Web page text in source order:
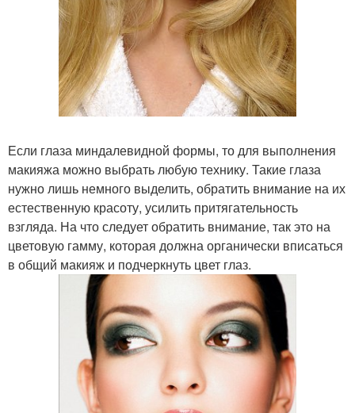
Если глаза миндалевидной формы, то для выполнения
макияжа можно выбрать любую технику. Такие глаза
нужно лишь немного выделить, обратить внимание на их
естественную красоту, усилить притягательность
взгляда. На что следует обратить внимание, так это на
цветовую гамму, которая должна органически вписаться
в общий макияж и подчеркнуть цвет глаз.